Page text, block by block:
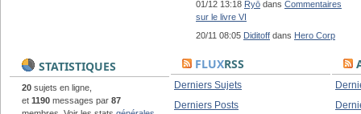
01/12 13:18 Ryō dans Commentaires
sur le livre VI
20/11 08:05 Diditoff dans Hero Corp
STATISTIQUES
20 sujets en ligne,
et 1190 messages par 87
FLUXRSS
Derniers Sujets
Derniers Posts